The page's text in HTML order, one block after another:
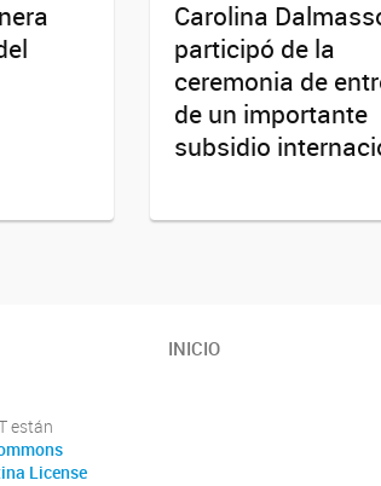
Carolina
participó de la
ceremonia de
de un importante
subsidio
están
License
INICIO